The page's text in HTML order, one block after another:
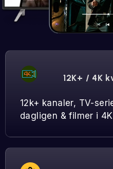
12K+ / 4K
12k+ kanaler, TV-
dagligen & filmer i